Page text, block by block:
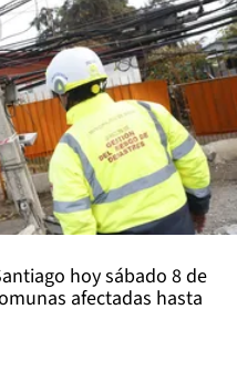
hoy sábado 8 de
afectadas hasta